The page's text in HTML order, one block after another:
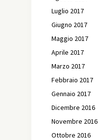
Luglio 2017
Giugno 2017
Maggio 2017
Aprile 2017
Marzo 2017
Febbraio 2017
Gennaio 2017
Dicembre 2016
Novembre 2016
Ottobre 2016